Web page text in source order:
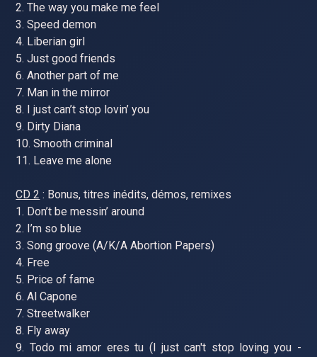
2. The way you make me feel
3. Speed demon
4. Liberian girl
5. Just good friends
6. Another part of me
7. Man in the mirror
8. I just can’t stop lovin’ you
9. Dirty Diana
10. Smooth criminal
11. Leave me alone
CD 2 : Bonus, titres inédits, démos, remixes
1. Don’t be messin’ around
2. I’m so blue
3. Song groove (A/K/A Abortion Papers)
4. Free
5. Price of fame
6. Al Capone
7. Streetwalker
8. Fly away
9. Todo mi amor eres tu (I just can't stop loving you -